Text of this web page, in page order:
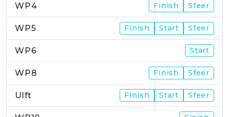
WP4 Finish Sfeer
WP5 Finish Start Sfeer
WP6 Start
WP8 Finish Sfeer
Ulft Finish Start Sfeer